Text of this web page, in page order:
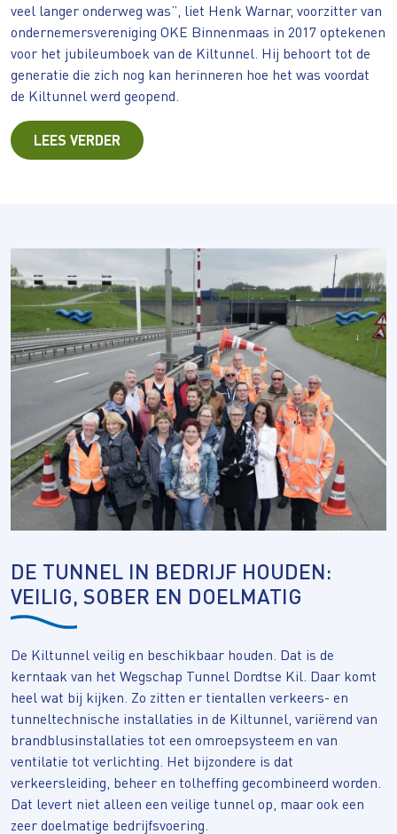
veel langer onderweg was”, liet Henk Warnar, voorzitter van
ondernemersvereniging OKE Binnenmaas in 2017 optekenen
voor het jubileumboek van de Kiltunnel. Hij behoort tot de
generatie die zich nog kan herinneren hoe het was voordat
de Kiltunnel werd geopend.
LEES VERDER
DE TUNNEL IN BEDRIJF HOUDEN:
VEILIG, SOBER EN DOELMATIG
De Kiltunnel veilig en beschikbaar houden. Dat is de
kerntaak van het Wegschap Tunnel Dordtse Kil. Daar komt
heel wat bij kijken. Zo zitten er tientallen verkeers- en
tunneltechnische installaties in de Kiltunnel, variërend van
brandblusinstallaties tot een omroepsysteem en van
ventilatie tot verlichting. Het bijzondere is dat
verkeersleiding, beheer en tolheffing gecombineerd worden.
Dat levert niet alleen een veilige tunnel op, maar ook een
zeer doelmatige bedrijfsvoering.